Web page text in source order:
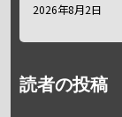
2026年8月2日
読者の投稿